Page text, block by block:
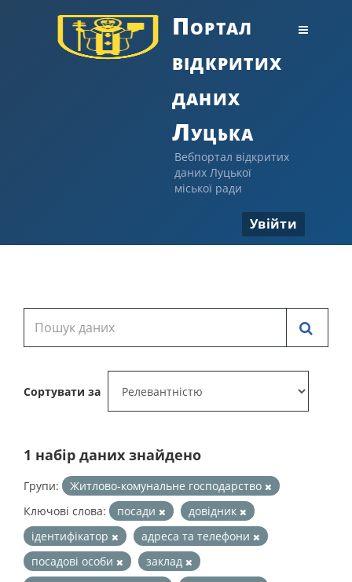
Портал
відкритих
даних
Луцька
Вебпортал відкритих
даних Луцької
міської ради
Увійти
Сортувати за
1 набір даних знайдено
Групи:
Житлово-комунальне господарство
Ключові слова:
посади
довідник
ідентифікатор
адреса та телефони
посадові особи
заклад